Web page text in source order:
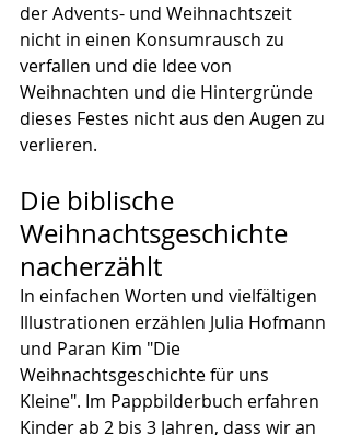
der Advents- und Weihnachtszeit
nicht in einen Konsumrausch zu
verfallen und die Idee von
Weihnachten und die Hintergründe
dieses Festes nicht aus den Augen zu
verlieren.
Die biblische
Weihnachtsgeschichte
nacherzählt
In einfachen Worten und vielfältigen
Illustrationen erzählen Julia Hofmann
und Paran Kim "Die
Weihnachtsgeschichte für uns
Kleine". Im Pappbilderbuch erfahren
Kinder ab 2 bis 3 Jahren, dass wir an